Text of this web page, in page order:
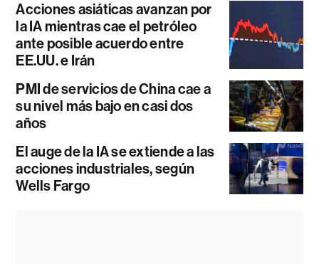
Acciones asiáticas avanzan por
la IA mientras cae el petróleo
ante posible acuerdo entre
EE.UU. e Irán
PMI de servicios de China cae a
su nivel más bajo en casi dos
años
El auge de la IA se extiende a las
acciones industriales, según
Wells Fargo